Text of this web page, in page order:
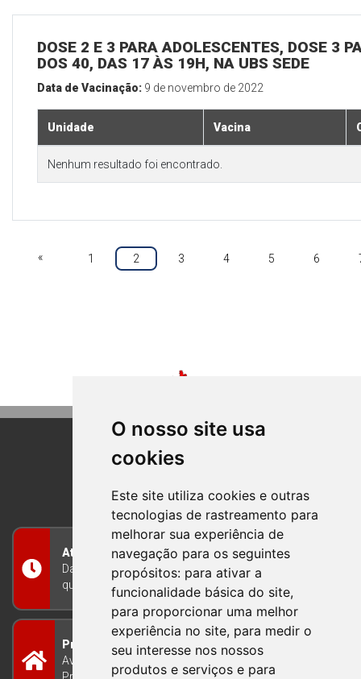
O nosso site usa
cookies
Este site utiliza cookies e outras
tecnologias de rastreamento para
melhorar sua experiência de
navegação para os seguintes
propósitos: para ativar a
funcionalidade básica do site,
para proporcionar uma melhor
experiência no site, para medir o
seu interesse nos nossos
produtos e serviços e para
DOSE 2 E 3 PARA ADOLESCENTES, DOSE 3
DOS 40, DAS 17 ÀS 19H, NA UBS SEDE
Data de Vacinação: 9 de novembro de 2022
Unidade Vacina
Nenhum resultado foi encontrado.
« 1 2 3 4 5 6
BOM PRINCIPIO
RIO GRANDE DO SUL
Atendimento
Das 8h às 12h e das 13h às 17h30, de segunda a
quinta-feira, e nas sextas-feiras das 7h às 13h
Prefeitura Municipal
Avenida Guilherme Winter 65 - Centro Bom